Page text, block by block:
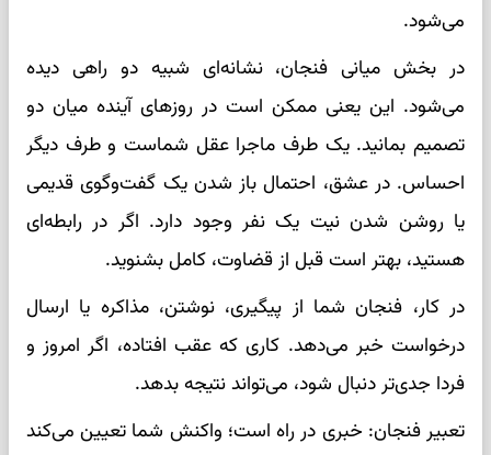
می‌شود.
در بخش میانی فنجان، نشانه‌ای شبیه دو راهی دیده
می‌شود. این یعنی ممکن است در روزهای آینده میان دو
تصمیم بمانید. یک طرف ماجرا عقل شماست و طرف دیگر
احساس. در عشق، احتمال باز شدن یک گفت‌وگوی قدیمی
یا روشن شدن نیت یک نفر وجود دارد. اگر در رابطه‌ای
هستید، بهتر است قبل از قضاوت، کامل بشنوید.
در کار، فنجان شما از پیگیری، نوشتن، مذاکره یا ارسال
درخواست خبر می‌دهد. کاری که عقب افتاده، اگر امروز و
فردا جدی‌تر دنبال شود، می‌تواند نتیجه بدهد.
تعبیر فنجان: خبری در راه است؛ واکنش شما تعیین می‌کند